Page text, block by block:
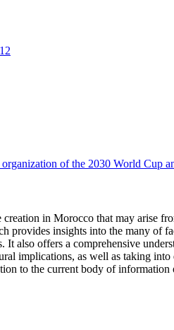
of the 2030 World Cup
in Morocco that may arise
provides insights into the many
also offers a comprehensive
implications, as well as taking
to the current body of